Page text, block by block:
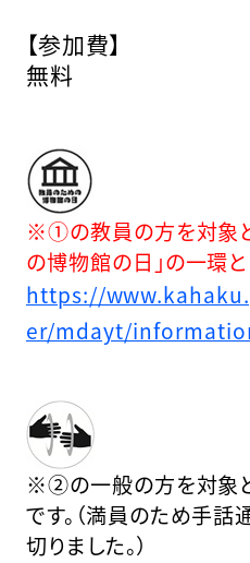
【参加費】
無料
※①の教員の方を対象
の博物館の日」の一環と
https://
er/mdayt/
※②の一般の方を対象
です。（満員のため手
切りました。）